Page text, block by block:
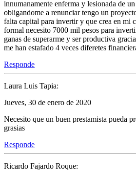
innumanamente enferma y lesionada de
obligandome a renunciar tengo un
falta capital para invertir y que crea en mi
formal necesito 7000 mil pesos para
ganas de superarme y ser productiva
me han estafado 4 veces diferetes
Responde
Laura Luis Tapia:
Jueves, 30 de enero de 2020
Necesito que un buen prestamista pueda
grasias
Responde
Ricardo Fajardo Roque: